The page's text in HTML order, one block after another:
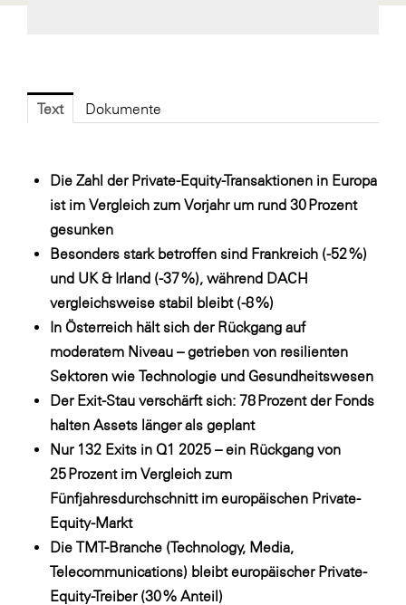
Gardena
GBV - Verband gemeinnütziger
Bauvereinigungen
Getzner Werkstoffe
Heimat Österreich
ikp
Johnson & Johnson
JELD-WEN DANA
kosaplaner
LAT Nitrogen
Libro
Lidl Österreich
Die Menü-Manufaktur
MTH Retail Group
OMV
Text Dokumente
Die Zahl der Private-Equity-Transaktionen in Europa
ist im Vergleich zum Vorjahr um rund 30 Prozent
gesunken
Besonders stark betroffen sind Frankreich (-52 %)
und UK & Irland (-37 %), während DACH
vergleichsweise stabil bleibt (-8 %)
In Österreich hält sich der Rückgang auf
moderatem Niveau – getrieben von resilienten
Sektoren wie Technologie und Gesundheitswesen
Der Exit-Stau verschärft sich: 78 Prozent der Fonds
halten Assets länger als geplant
Nur 132 Exits in Q1 2025 – ein Rückgang von
25 Prozent im Vergleich zum
Fünfjahresdurchschnitt im europäischen Private-
Equity-Markt
Die TMT-Branche (Technology, Media,
Telecommunications) bleibt europäischer Private-
Equity-Treiber (30 % Anteil)